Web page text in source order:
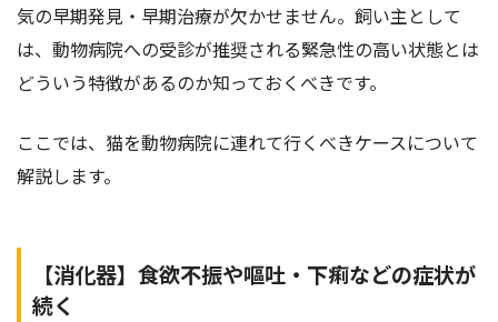
気の早期発見・早期治療が欠かせません。飼い主として
は、動物病院への受診が推奨される緊急性の高い状態とは
どういう特徴があるのか知っておくべきです。
ここでは、猫を動物病院に連れて行くべきケースについて
解説します。
【消化器】食欲不振や嘔吐・下痢などの症状が
続く